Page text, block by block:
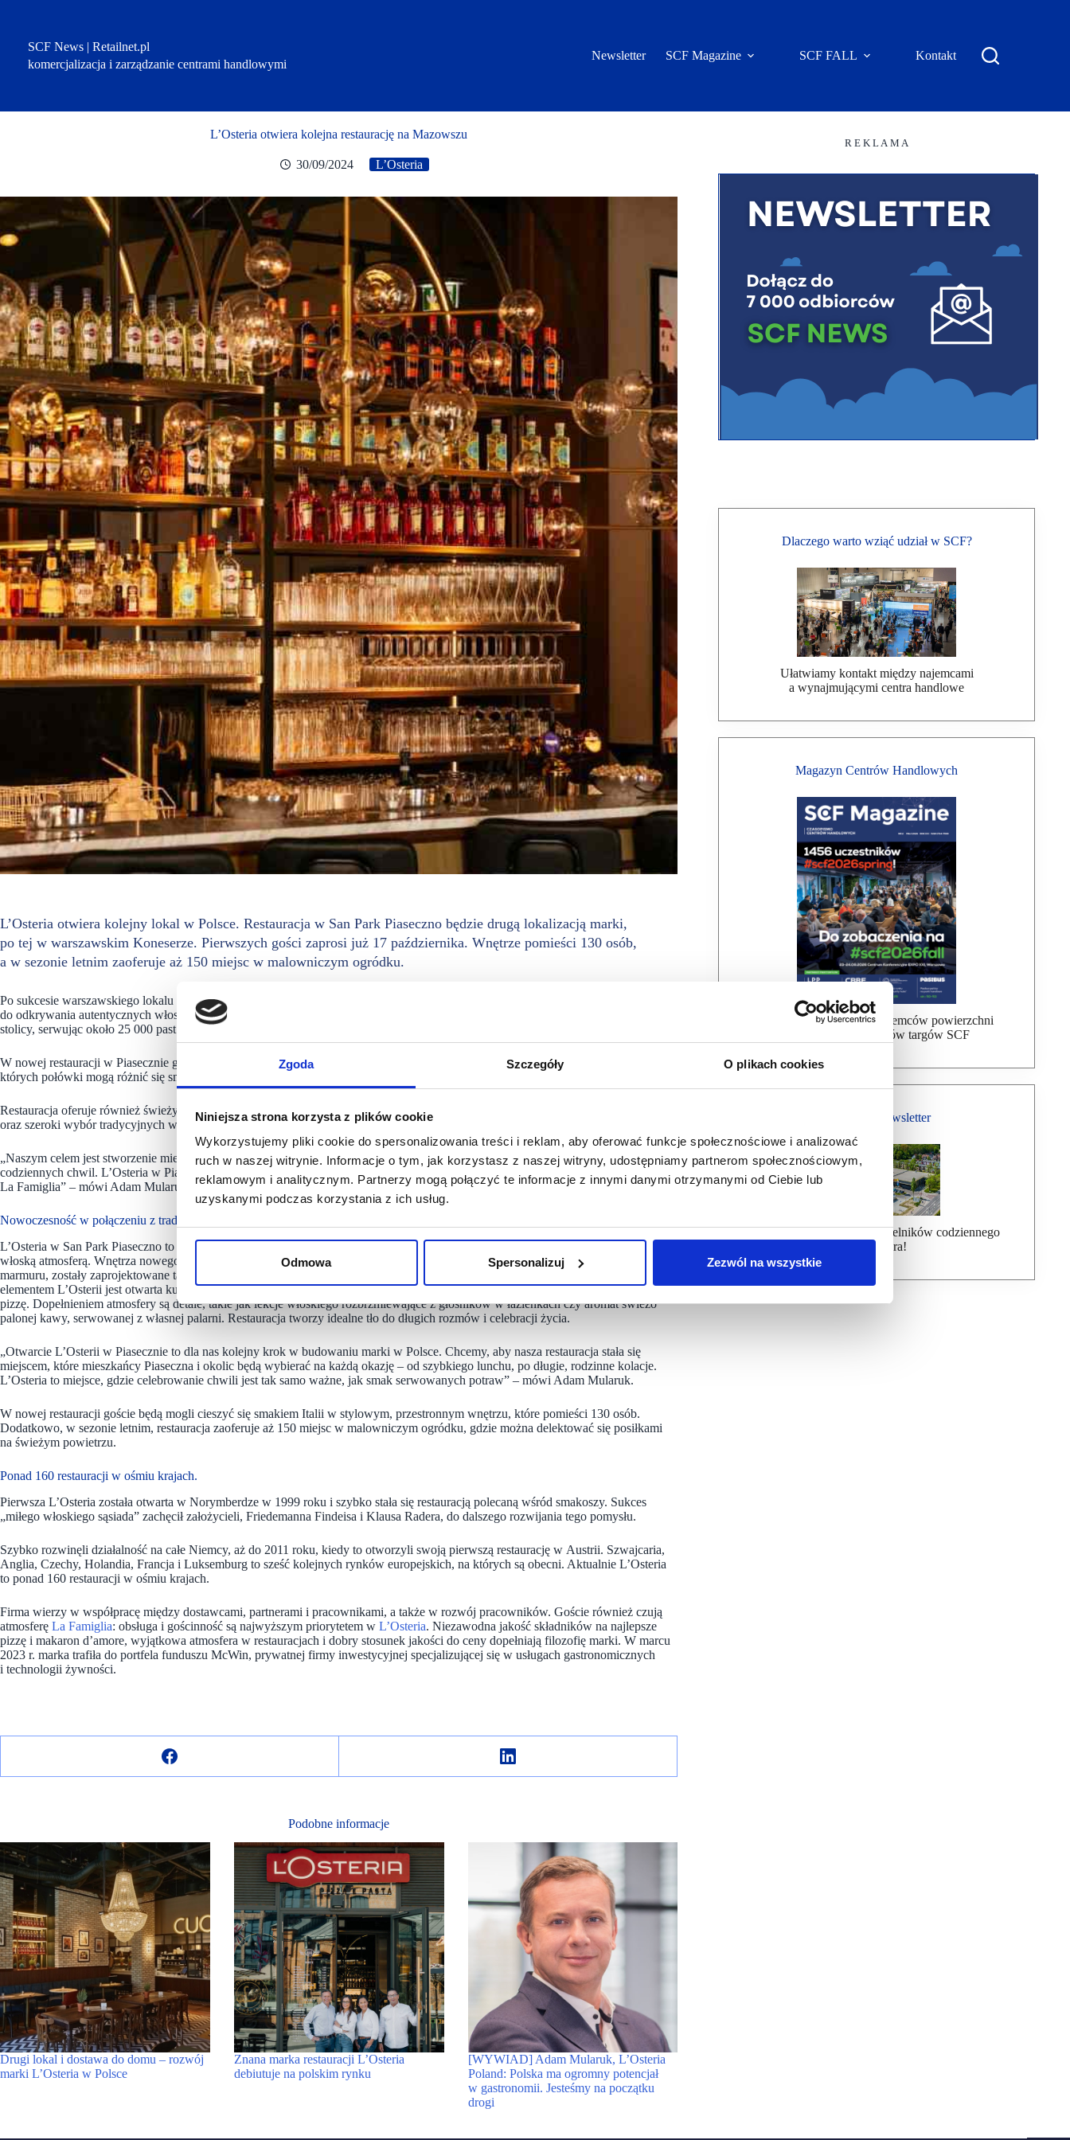
Zgoda Szczegóły O plikach cookies
Niniejsza strona korzysta z plików cookie
Wykorzystujemy pliki cookie do spersonalizowania treści i reklam, aby oferować funkcje społecznościowe i analizować
ruch w naszej witrynie. Informacje o tym, jak korzystasz z naszej witryny, udostępniamy partnerom społecznościowym,
reklamowym i analitycznym. Partnerzy mogą połączyć te informacje z innymi danymi otrzymanymi od Ciebie lub
uzyskanymi podczas korzystania z ich usług.
Odmowa Spersonalizuj Zezwól na wszystkie
SCF News | Retailnet.pl
komercjalizacja i zarządzanie centrami handlowymi
Newsletter SCF Magazine SCF FALL Kontakt
L’Osteria otwiera kolejna restaurację na Mazowszu
30/09/2024 L’Osteria
L’Osteria otwiera kolejny lokal w Polsce. Restauracja w San Park Piaseczno będzie drugą lokalizacją marki,
po tej w warszawskim Koneserze. Pierwszych gości zaprosi już 17 października. Wnętrze pomieści 130 osób,
a w sezonie letnim zaoferuje aż 150 miejsc w malowniczym ogródku.
Po sukcesie warszawskiego lokalu w Centrum Praskim Koneser, marka kontynuuje rozwój na polskim rynku, zapraszając gości
do odkrywania autentycznych włoskich smaków w nowej lokalizacji. W ciągu roku warszawski lokal zdobył uznanie mieszkańców
stolicy, serwując około 25 000 past i 35 000 pizz.
W nowej restauracji w Piasecznie goście będą mogli delektować się słynnymi, ponadprzeciętnie dużymi pizzami o średnicy 45 cm,
których połówki mogą różnić się smakami.
Restauracja oferuje również świeży makaron z własnej manufaktury, przygotowywany na bazie mąki importowanej z Włoch,
oraz szeroki wybór tradycyjnych włoskich antipasti i deserów.
„Naszym celem jest stworzenie miejsca, które będzie nie tylko restauracją, ale również przestrzenią spotkań i wspólnego celebrowania
codziennych chwil. L’Osteria w Piasecznie ma być oazą włoskiego stylu życia, gdzie każdy gość poczuje się częścią naszej
La Famiglia” – mówi Adam Mularuk, franczyzobiorca L’Osteria na Polskę.
Nowoczesność w połączeniu z tradycją
L’Osteria w San Park Piaseczno to nie tylko miejsce na lunch czy kolację, ale przestrzeń, która łączy nowoczesny design z przytulną,
włoską atmosferą. Wnętrza nowego lokalu w Piasecznie, z ciepłymi barwami, drewnianymi akcentami i detalami z naturalnego
marmuru, zostały zaprojektowane tak, by każdy czuł się tu jak we włoskiej trattorii – przytulnie i stylowo. Charakterystycznym
elementem L’Osterii jest otwarta kuchnia, w której goście mogą na własne oczy zobaczyć, jak pizzaiolos z pasją przygotowują każdą
pizzę. Dopełnieniem atmosfery są detale, takie jak lekcje włoskiego rozbrzmiewające z głośników w łazienkach czy aromat świeżo
palonej kawy, serwowanej z własnej palarni. Restauracja tworzy idealne tło do długich rozmów i celebracji życia.
„Otwarcie L’Osterii w Piasecznie to dla nas kolejny krok w budowaniu marki w Polsce. Chcemy, aby nasza restauracja stała się
miejscem, które mieszkańcy Piaseczna i okolic będą wybierać na każdą okazję – od szybkiego lunchu, po długie, rodzinne kolacje.
L’Osteria to miejsce, gdzie celebrowanie chwili jest tak samo ważne, jak smak serwowanych potraw” – mówi Adam Mularuk.
W nowej restauracji goście będą mogli cieszyć się smakiem Italii w stylowym, przestronnym wnętrzu, które pomieści 130 osób.
Dodatkowo, w sezonie letnim, restauracja zaoferuje aż 150 miejsc w malowniczym ogródku, gdzie można delektować się posiłkami
na świeżym powietrzu.
Ponad 160 restauracji w ośmiu krajach.
Pierwsza L’Osteria została otwarta w Norymberdze w 1999 roku i szybko stała się restauracją polecaną wśród smakoszy. Sukces
„miłego włoskiego sąsiada” zachęcił założycieli, Friedemanna Findeisa i Klausa Radera, do dalszego rozwijania tego pomysłu.
Szybko rozwinęli działalność na całe Niemcy, aż do 2011 roku, kiedy to otworzyli swoją pierwszą restaurację w Austrii. Szwajcaria,
Anglia, Czechy, Holandia, Francja i Luksemburg to sześć kolejnych rynków europejskich, na których są obecni. Aktualnie L’Osteria
to ponad 160 restauracji w ośmiu krajach.
Firma wierzy w współpracę między dostawcami, partnerami i pracownikami, a także w rozwój pracowników. Goście również czują
atmosferę La Famiglia: obsługa i gościnność są najwyższym priorytetem w L’Osteria. Niezawodna jakość składników na najlepsze
pizzę i makaron d’amore, wyjątkowa atmosfera w restauracjach i dobry stosunek jakości do ceny dopełniają filozofię marki. W marcu
2023 r. marka trafiła do portfela funduszu McWin, prywatnej firmy inwestycyjnej specjalizującej się w usługach gastronomicznych
i technologii żywności.
Podobne informacje
Drugi lokal i dostawa do domu – rozwój
marki L’Osteria w Polsce
Znana marka restauracji L’Osteria
debiutuje na polskim rynku
[WYWIAD] Adam Mularuk, L’Osteria
Poland: Polska ma ogromny potencjał
w gastronomii. Jesteśmy na początku
drogi
R E K L A M A
Dlaczego warto wziąć udział w SCF?
Ułatwiamy kontakt między najemcami
a wynajmującymi centra handlowe
Magazyn Centrów Handlowych
Bezpłatna wysyłka dla najemców powierzchni
handlowej, uczestników targów SCF
Bezpłatny Newsletter
Dołącz do ponad 7000 czytelników codziennego
newslettera!